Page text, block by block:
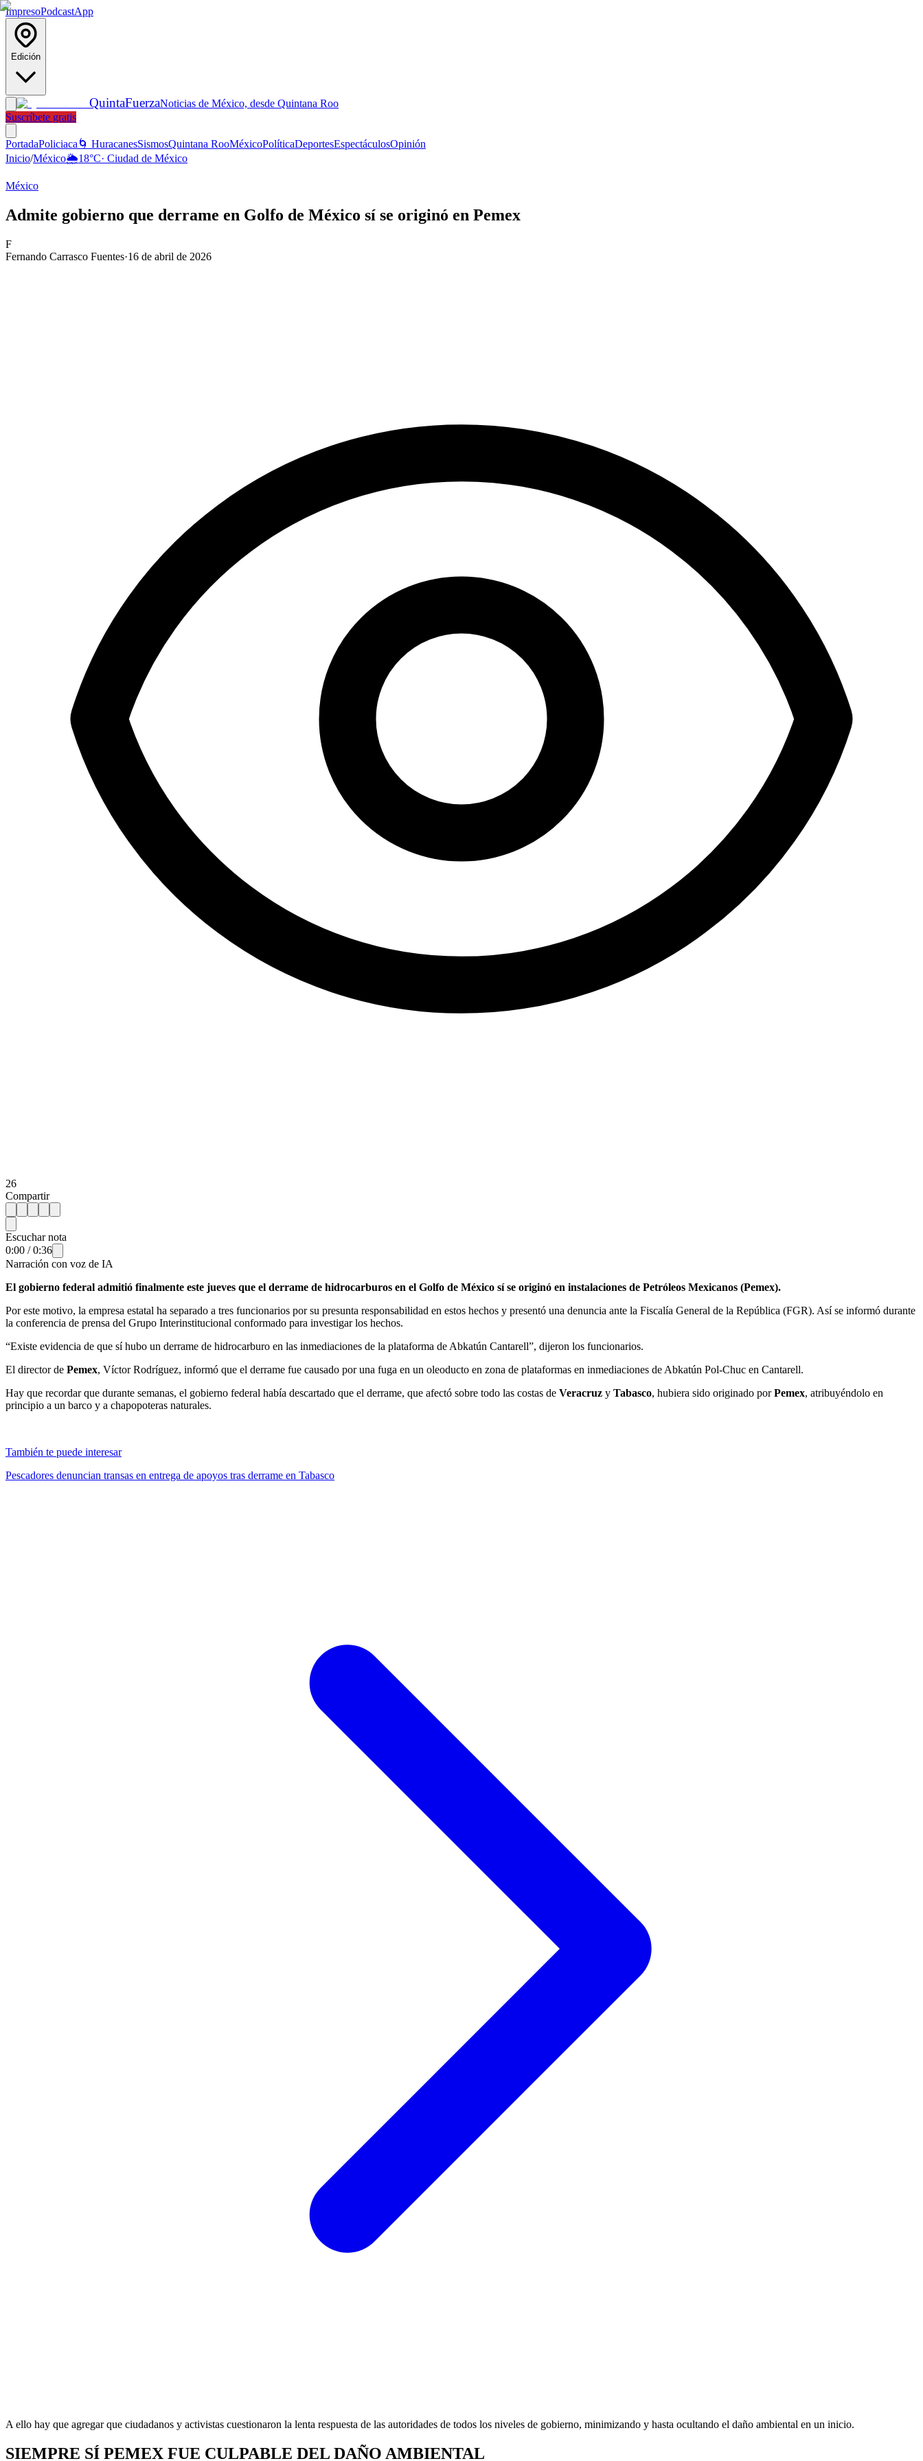
ImpresoPodcastApp
Edición
QuintaFuerzaNoticias de México, desde Quintana Roo
Suscríbete gratis
PortadaPoliciaca 🌀 HuracanesSismosQuintana RooMéxicoPolíticaDeportesEspectáculosOpinión
Inicio/México🌦️18°C· Ciudad de México
México
Admite gobierno que derrame en Golfo de México sí se originó en Pemex
F
Fernando Carrasco Fuentes·16 de abril de 2026
26
Compartir
Escuchar nota
0:00 /0:36
Narración con voz de IA
El gobierno federal admitió finalmente este jueves que el derrame de hidrocarburos en el Golfo de México sí se originó en instalaciones de Petróleos Mexicanos (Pemex).
Por este motivo, la empresa estatal ha separado a tres funcionarios por su presunta responsabilidad en estos hechos y presentó una denuncia ante la Fiscalía General de la República (FGR). Así se informó durante
la conferencia de prensa del Grupo Interinstitucional conformado para investigar los hechos.
“Existe evidencia de que sí hubo un derrame de hidrocarburo en las inmediaciones de la plataforma de Abkatún Cantarell”, dijeron los funcionarios.
El director de Pemex, Víctor Rodríguez, informó que el derrame fue causado por una fuga en un oleoducto en zona de plataformas en inmediaciones de Abkatún Pol-Chuc en Cantarell.
Hay que recordar que durante semanas, el gobierno federal había descartado que el derrame, que afectó sobre todo las costas de Veracruz y Tabasco, hubiera sido originado porPemex, atribuyéndolo en
principio a un barco y a chapopoteras naturales.
También te puede interesar
Pescadores denuncian transas en entrega de apoyos tras derrame en Tabasco
A ello hay que agregar que ciudadanos y activistas cuestionaron la lenta respuesta de las autoridades de todos los niveles de gobierno, minimizando y hasta ocultando el daño ambiental en un inicio.
SIEMPRE SÍ PEMEX FUE CULPABLE DEL DAÑO AMBIENTAL